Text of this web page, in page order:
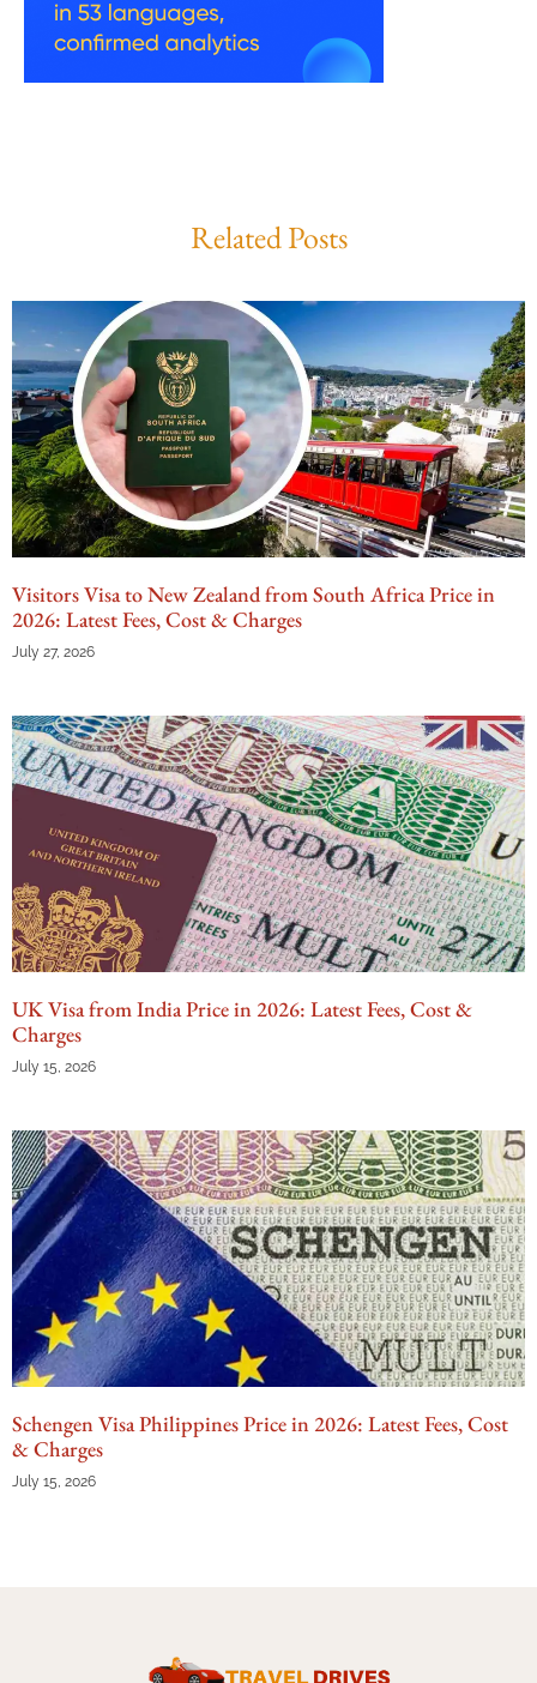
Related Posts
Visitors Visa to New Zealand from South Africa Price in
2026: Latest Fees, Cost & Charges
July 27, 2026
UK Visa from India Price in 2026: Latest Fees, Cost &
Charges
July 15, 2026
Schengen Visa Philippines Price in 2026: Latest Fees, Cost
& Charges
July 15, 2026